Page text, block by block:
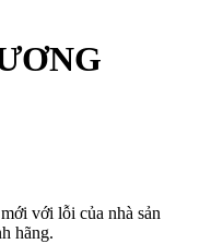
với lỗi của nhà sản
hãng.